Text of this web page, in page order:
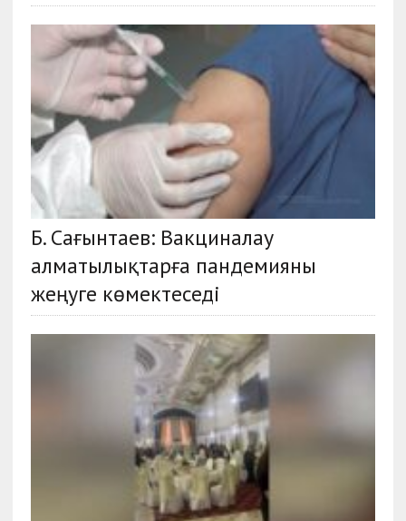
Б. Сағынтаев: Вакциналау
алматылықтарға пандемияны
жеңуге көмектеседі